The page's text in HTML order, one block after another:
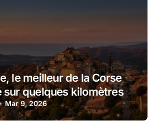
le meilleur de la Corse
sur quelques kilomètres
Mar 9, 2026